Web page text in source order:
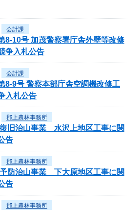
会計課
8-10号 加茂警察署庁舎外壁等改修
争入札公告
会計課
8-9号 警察本部庁舎空調機改修工
入札公告
郡上農林事務所
復旧治山事業 水沢上地区工事に関
告
郡上農林事務所
予防治山事業 下大原地区工事に関
告
郡上農林事務所